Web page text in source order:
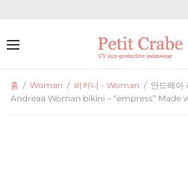
홈 / Woman / 비키니 - Woman / 안드레아
Andreaa Woman bikini – “empress” Made